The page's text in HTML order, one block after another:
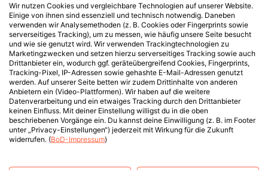
Wir nutzen Cookies und vergleichbare Technologien auf unserer Website.
Einige von ihnen sind essenziell und technisch notwendig. Daneben
verwenden wir Analysemethoden (z. B. Cookies oder Fingerprints sowie
serverseitiges Tracking), um zu messen, wie häufig unsere Seite besucht
und wie sie genutzt wird. Wir verwenden Trackingtechnologien zu
Marketingzwecken und setzen hierzu serverseitiges Tracking sowie auch
Drittanbieter ein, wodurch ggf. geräteübergreifend Cookies, Fingerprints,
Tracking-Pixel, IP-Adressen sowie gehashte E-Mail-Adressen genutzt
werden. Auf unserer Seite betten wir zudem Drittinhalte von anderen
Anbietern ein (Video-Plattformen). Wir haben auf die weitere
Datenverarbeitung und ein etwaiges Tracking durch den Drittanbieter
keinen Einfluss. Mit deiner Einstellung willigst du in die oben
beschriebenen Vorgänge ein. Du kannst deine Einwilligung (z. B. im Footer
unter „Privacy-Einstellungen“) jederzeit mit Wirkung für die Zukunft
widerrufen. (BoD-Impressum)